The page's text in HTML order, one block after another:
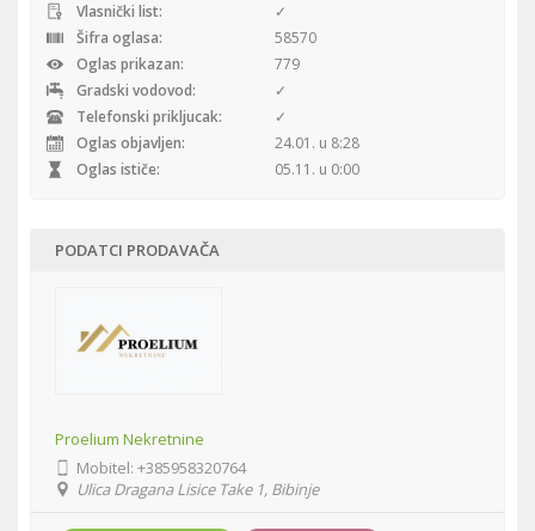
Vlasnički list:
✓
Šifra oglasa:
58570
Oglas prikazan:
779
Gradski vodovod:
✓
Telefonski prikljucak:
✓
Oglas objavljen:
24.01. u 8:28
Oglas ističe:
05.11. u 0:00
PODATCI PRODAVAČA
Proelium Nekretnine
Mobitel:+385958320764
Ulica Dragana Lisice Take 1, Bibinje